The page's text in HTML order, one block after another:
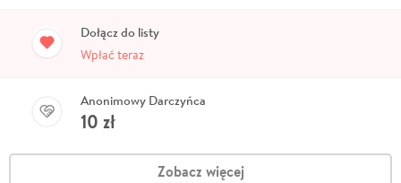
Dołącz do listy
Wpłać teraz
Anonimowy Darczyńca
10 zł
Zobacz więcej